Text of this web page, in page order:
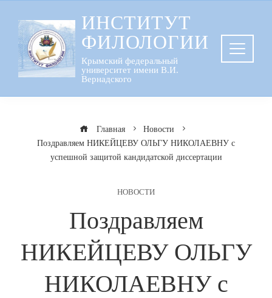
содержанию
ИНСТИТУТ
ФИЛОЛОГИИ
Крымский федеральный
университет имени В.И.
Вернадского
Главная
Новости
Поздравляем НИКЕЙЦЕВУ ОЛЬГУ НИКОЛАЕВНУ с
успешной защитой кандидатской диссертации
НОВОСТИ
Поздравляем
НИКЕЙЦЕВУ ОЛЬГУ
НИКОЛАЕВНУ с